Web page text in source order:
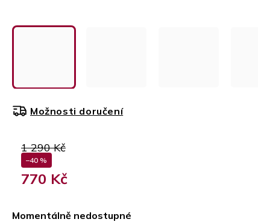
1 290 Kč
–40 %
770 Kč
Momentálně nedostupné
Možnosti doručení